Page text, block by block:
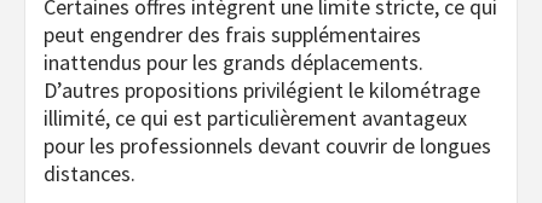
Certaines offres intègrent une limite stricte, ce qui
peut engendrer des frais supplémentaires
inattendus pour les grands déplacements.
D’autres propositions privilégient le kilométrage
illimité, ce qui est particulièrement avantageux
pour les professionnels devant couvrir de longues
distances.